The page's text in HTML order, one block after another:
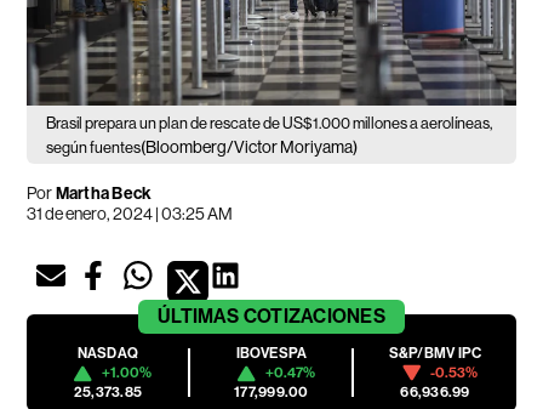
Brasil prepara un plan de rescate de US$1.000 millones a aerolíneas,
según fuentes(Bloomberg/Victor Moriyama)
PorMartha Beck
31 de enero, 2024 | 03:25 AM
ÚLTIMAS COTIZACIONES
NASDAQ
+1.00%
25,373.85
IBOVESPA
+0.47%
177,999.00
S&P/BMV IPC
-0.53%
66,936.99